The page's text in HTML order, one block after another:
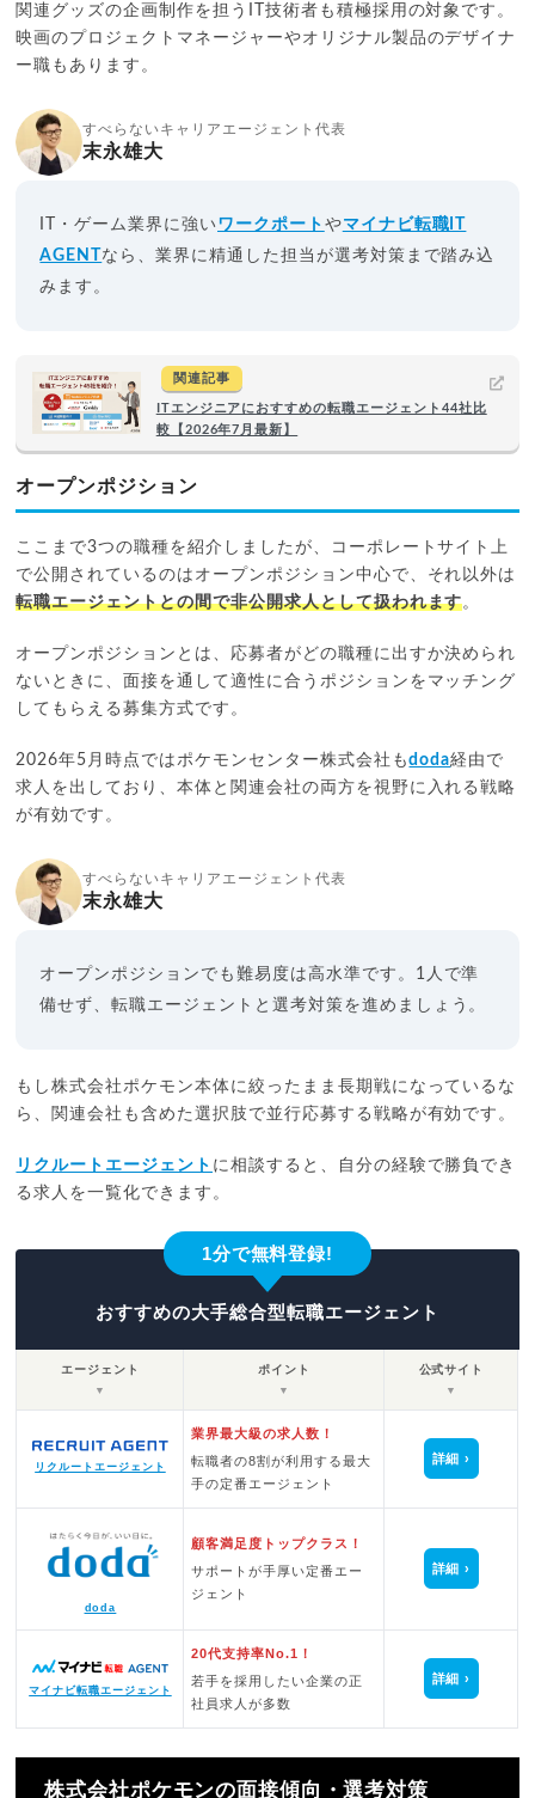
関連グッズの企画制作を担うIT技術者も積極採用の対象です。
映画のプロジェクトマネージャーやオリジナル製品のデザイナ
ー職もあります。
すべらないキャリアエージェント代表
末永雄大
IT・ゲーム業界に強い ワークポート やマイナビ転職IT
AGENTなら、業界に精通した担当が選考対策まで踏み込
みます。
関連記事
ITエンジニアにおすすめの転職エージェント44社比
較【2026年7月最新】
オープンポジション
ここまで3つの職種を紹介しましたが、コーポレートサイト上
で公開されているのはオープンポジション中心で、それ以外は
転職エージェントとの間で非公開求人として扱われます。
オープンポジションとは、応募者がどの職種に出すか決められ
ないときに、面接を通して適性に合うポジションをマッチング
してもらえる募集方式です。
2026年5月時点ではポケモンセンター株式会社もdoda経由で
求人を出しており、本体と関連会社の両方を視野に入れる戦略
が有効です。
すべらないキャリアエージェント代表
末永雄大
オープンポジションでも難易度は高水準です。1人で準
備せず、転職エージェントと選考対策を進めましょう。
もし株式会社ポケモン本体に絞ったまま長期戦になっているな
ら、関連会社も含めた選択肢で並行応募する戦略が有効です。
リクルートエージェント に相談すると、自分の経験で勝負でき
る求人を一覧化できます。
1分で無料登録!
おすすめの大手総合型転職エージェント
エージェント
▼
ポイント
▼
公式サイト
▼
リクルートエージェント
業界最大級の求人数！
転職者の8割が利用する最大
手の定番エージェント
詳細
doda
顧客満足度トップクラス！
サポートが手厚い定番エー
ジェント
詳細
マイナビ転職エージェント
20代支持率No.1！
若手を採用したい企業の正
社員求人が多数
詳細
株式会社ポケモンの面接傾向・選考対策